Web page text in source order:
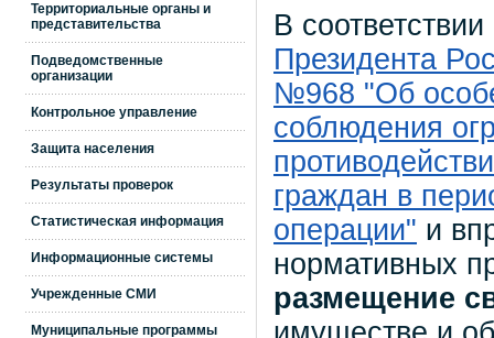
Территориальные органы и
представительства
Подведомственные
организации
Контрольное управление
Защита населения
Результаты проверок
Статистическая информация
Информационные системы
Учрежденные СМИ
Муниципальные программы
В
Президента
№968 "Об
соблюдения
граждан в
операции" и
нормативных
размещение